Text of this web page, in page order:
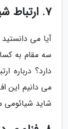
7. ارتباط شیائومی با گوگل!
سه مقام به
دارد؟ درباره
می دانیم این
شاید